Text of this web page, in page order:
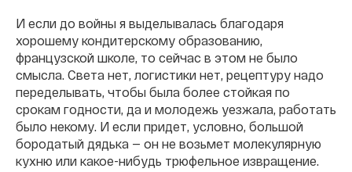
И если до войны я выделывалась благодаря
хорошему кондитерскому образованию,
французской школе, то сейчас в этом не было
смысла. Света нет, логистики нет, рецептуру надо
переделывать, чтобы была более стойкая по
срокам годности, да и молодежь уезжала, работать
было некому. И если придет, условно, большой
бородатый дядька — он не возьмет молекулярную
кухню или какое-нибудь трюфельное извращение.